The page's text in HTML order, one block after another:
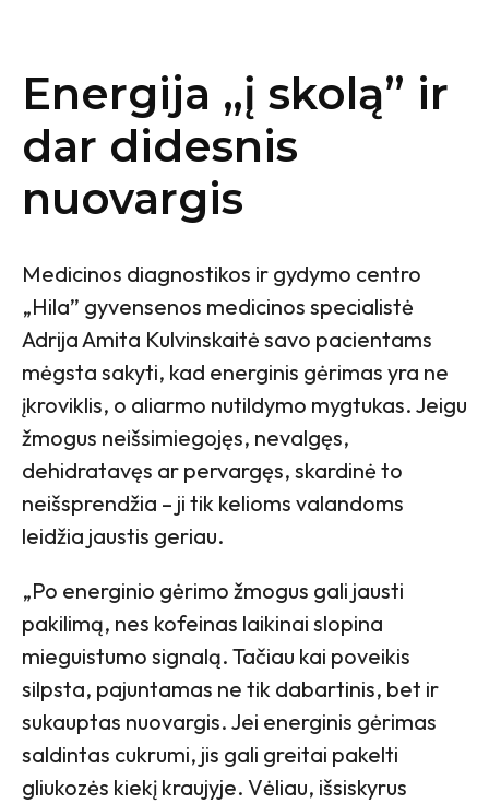
Energija „į skolą” ir
dar didesnis
nuovargis
Medicinos diagnostikos ir gydymo centro
„Hila” gyvensenos medicinos specialistė
Adrija Amita Kulvinskaitė savo pacientams
mėgsta sakyti, kad energinis gėrimas yra ne
įkroviklis, o aliarmo nutildymo mygtukas. Jeigu
žmogus neišsimiegojęs, nevalgęs,
dehidratavęs ar pervargęs, skardinė to
neišsprendžia – ji tik kelioms valandoms
leidžia jaustis geriau.
„Po energinio gėrimo žmogus gali jausti
pakilimą, nes kofeinas laikinai slopina
mieguistumo signalą. Tačiau kai poveikis
silpsta, pajuntamas ne tik dabartinis, bet ir
sukauptas nuovargis. Jei energinis gėrimas
saldintas cukrumi, jis gali greitai pakelti
gliukozės kiekį kraujyje. Vėliau, išsiskyrus